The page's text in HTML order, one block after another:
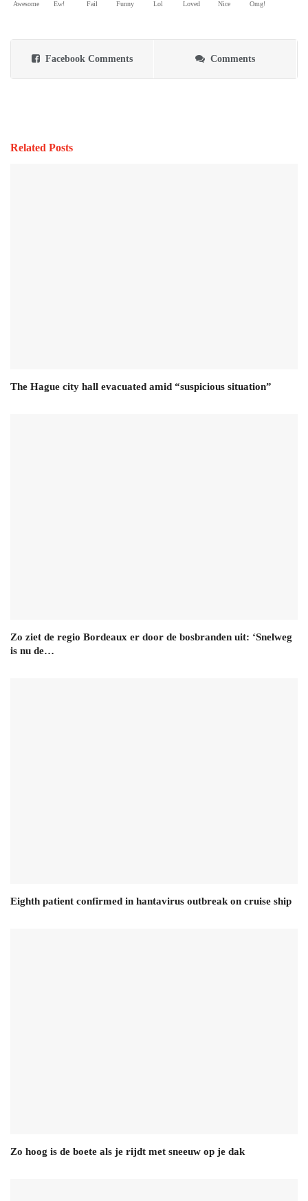
Awesome Ew! Fail Funny Lol Loved Nice Omg!
Facebook Comments Comments
Related Posts
The Hague city hall evacuated amid “suspicious situation”
Zo ziet de regio Bordeaux er door de bosbranden uit: ‘Snelweg
is nu de…
Eighth patient confirmed in hantavirus outbreak on cruise ship
Zo hoog is de boete als je rijdt met sneeuw op je dak